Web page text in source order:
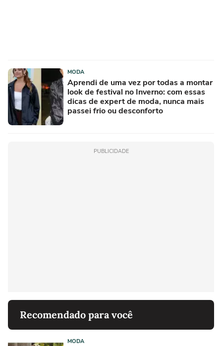
MODA
Aprendi de uma vez por todas a montar
look de festival no Inverno: com essas
dicas de expert de moda, nunca mais
passei frio ou desconforto
PUBLICIDADE
Recomendado para você
MODA